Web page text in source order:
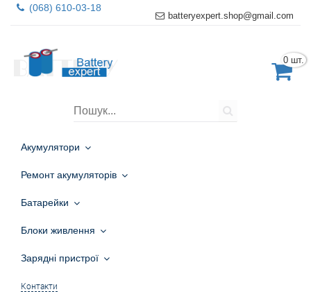
(068) 610-03-18
batteryexpert.shop@gmail.com
0 шт.
Акумулятори
Ремонт акумуляторів
Батарейки
Блоки живлення
Зарядні пристрої
Контакти